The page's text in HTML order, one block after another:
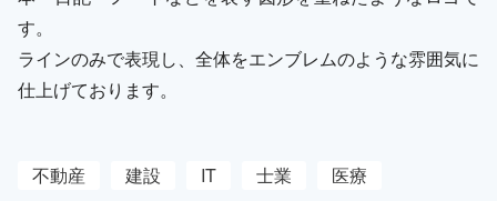
す。
ラインのみで表現し、全体をエンブレムのような雰囲気に
仕上げております。
不動産 建設 IT 士業
医療